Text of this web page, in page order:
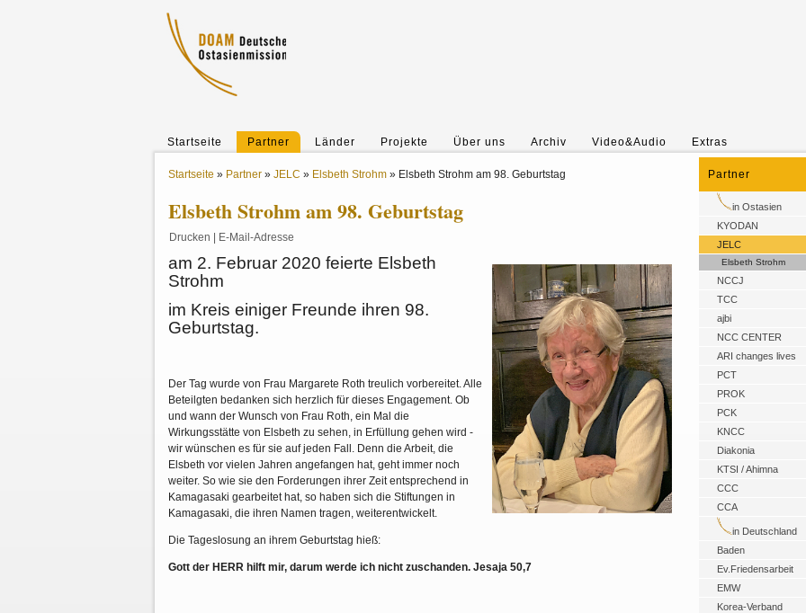
Startseite Partner Länder Projekte Über uns Archiv Video&Audio Extras
Startseite » Partner » JELC » Elsbeth Strohm » Elsbeth Strohm am 98. Geburtstag
Elsbeth Strohm am 98. Geburtstag
Drucken E-Mail-Adresse
am 2. Februar 2020 feierte Elsbeth
Strohm
im Kreis einiger Freunde ihren 98.
Geburtstag.
Der Tag wurde von Frau Margarete Roth treulich vorbereitet. Alle
Beteilgten bedanken sich herzlich für dieses Engagement. Ob
und wann der Wunsch von Frau Roth, ein Mal die
Wirkungsstätte von Elsbeth zu sehen, in Erfüllung gehen wird -
wir wünschen es für sie auf jeden Fall. Denn die Arbeit, die
Elsbeth vor vielen Jahren angefangen hat, geht immer noch
weiter. So wie sie den Forderungen ihrer Zeit entsprechend in
Kamagasaki gearbeitet hat, so haben sich die Stiftungen in
Kamagasaki, die ihren Namen tragen, weiterentwickelt.
Die Tageslosung an ihrem Geburtstag hieß:
Gott der HERR hilft mir, darum werde ich nicht zuschanden. Jesaja 50,7
Partner
in Ostasien
KYODAN
JELC
Elsbeth Strohm
NCCJ
TCC
ajbi
NCC CENTER
ARI changes lives
PCT
PROK
PCK
KNCC
Diakonia
KTSI / Ahimna
CCC
CCA
in Deutschland
Baden
Ev.Friedensarbeit
EMW
Korea-Verband